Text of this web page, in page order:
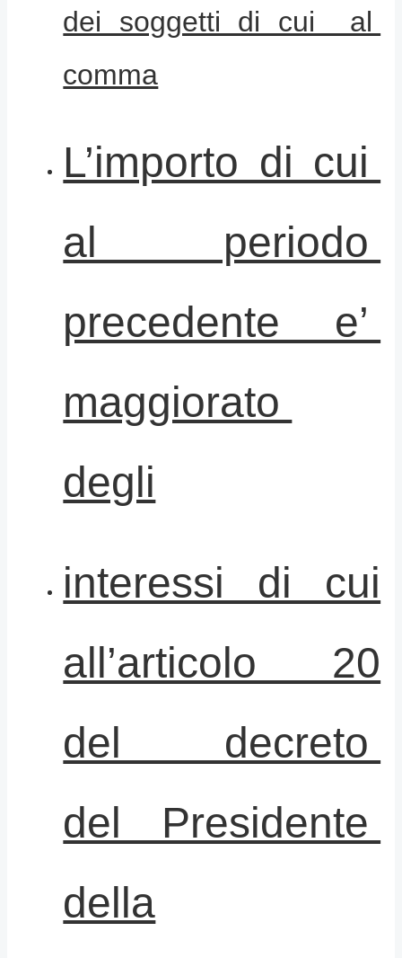
dei soggetti di cui al
comma
L’importo di cui
al periodo
precedente e’
maggiorato
degli
interessi di cui
all’articolo 20
del decreto
del Presidente
della